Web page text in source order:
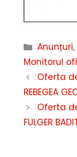
Categorii
Anunțuri,
Monitorul
Oferta
REBEGEA
Oferta
FULGER